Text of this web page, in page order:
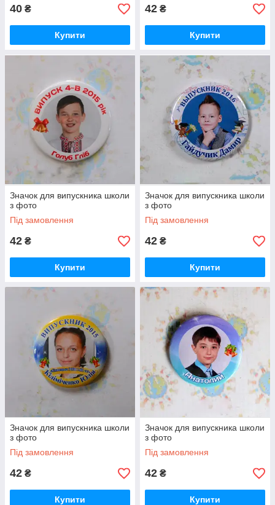
40 ₴
Купити
42 ₴
Купити
Значок для випускника школи
з фото
Під замовлення
42 ₴
Купити
Значок для випускника школи
з фото
Під замовлення
42 ₴
Купити
Значок для випускника школи
з фото
Під замовлення
42 ₴
Купити
Значок для випускника школи
з фото
Під замовлення
42 ₴
Купити